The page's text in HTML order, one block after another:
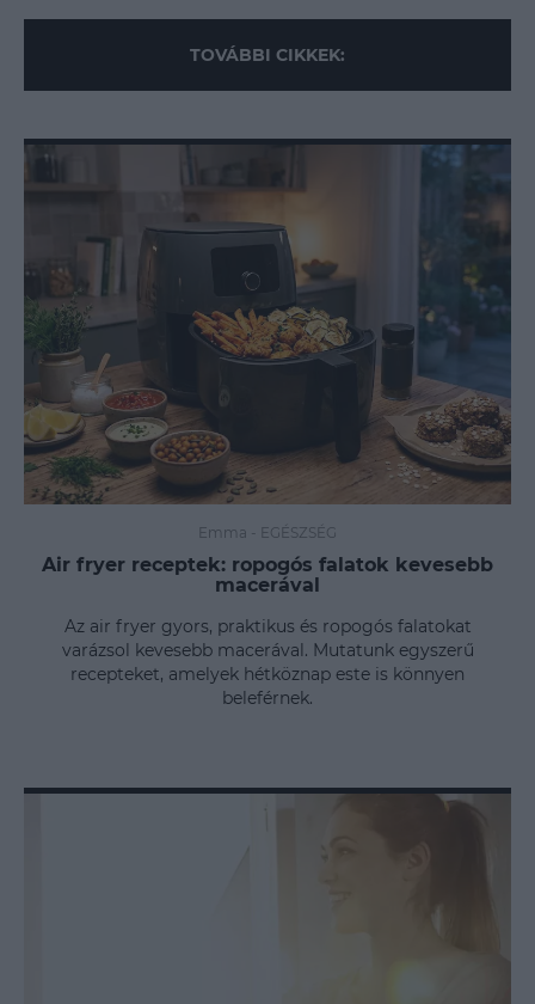
TOVÁBBI CIKKEK:
Emma - EGÉSZSÉG
Air fryer receptek: ropogós falatok kevesebb
macerával
Az air fryer gyors, praktikus és ropogós falatokat
varázsol kevesebb macerával. Mutatunk egyszerű
recepteket, amelyek hétköznap este is könnyen
beleférnek.